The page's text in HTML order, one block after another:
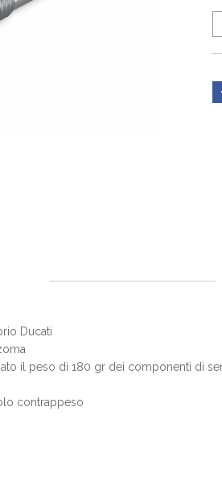
Ducati
il peso di 180 gr dei componenti di
contrappeso